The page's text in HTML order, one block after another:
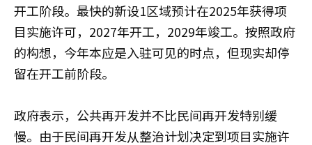
开工阶段。最快的新设1区域预计在2025年获得项
目实施许可，2027年开工，2029年竣工。按照政府
的构想，今年本应是入驻可见的时点，但现实却停
留在开工前阶段。
政府表示，公共再开发并不比民间再开发特别缓
慢。由于民间再开发从整治计划决定到项目实施许